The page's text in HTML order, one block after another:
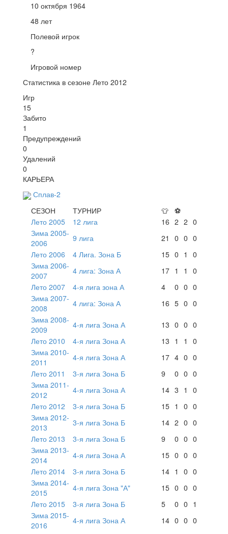
10 октября 1964
48 лет
Полевой игрок
?
Игровой номер
Статистика в сезоне Лето 2012
Игр
15
Забито
1
Предупреждений
0
Удалений
0
КАРЬЕРА
Сплав-2
СЕЗОН
ТУРНИР 👕 ⚽
Лето 2005
12 лига 16 2 2 0
Зима 2005-
2006
9 лига 21 0 0 0
Лето 2006
4 Лига. Зона Б 15 0 1
0
Зима 2006-
2007
4 лига: Зона А 17 1 1
0
Лето 2007
4-я лига зона А 4 0 0 0
Зима 2007-
2008
4 лига: Зона А 16 5 0 0
Зима 2008-
2009
4-я лига Зона А 13 0 0 0
Лето 2010
4-я лига Зона А 13 1 1
0
Зима 2010-
2011
4-я лига Зона А 17 4 0 0
Лето 2011
3-я лига Зона Б 9 0 0 0
Зима 2011-
2012
4-я лига Зона А 14 3 1
0
Лето 2012
3-я лига Зона Б 15 1 0 0
Зима 2012-
2013
3-я лига Зона Б 14 2 0 0
Лето 2013
3-я лига Зона Б 9 0 0 0
Зима 2013-
2014
4-я лига Зона А 15 0 0 0
Лето 2014
3-я лига Зона Б 14 1 0 0
Зима 2014-
2015
4-я лига Зона "А" 15 0 0 0
Лето 2015
3-я лига Зона Б 5 0 0 1
Зима 2015-
2016
4-я лига Зона А 14 0 0 0